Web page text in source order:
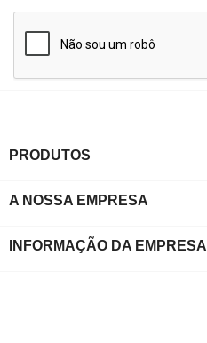
PRODUTOS
A NOSSA EMPRESA
INFORMAÇÃO DA EMPRESA